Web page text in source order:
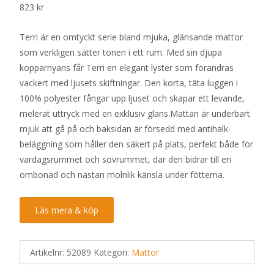
823 kr
Terri är en omtyckt serie bland mjuka, glänsande mattor
som verkligen sätter tonen i ett rum. Med sin djupa
kopparnyans får Terri en elegant lyster som förändras
vackert med ljusets skiftningar. Den korta, täta luggen i
100% polyester fångar upp ljuset och skapar ett levande,
melerat uttryck med en exklusiv glans.Mattan är underbart
mjuk att gå på och baksidan är försedd med antihalk-
beläggning som håller den säkert på plats, perfekt både för
vardagsrummet och sovrummet, där den bidrar till en
ombonad och nästan molnlik känsla under fötterna.
Läs mera & köp
Artikelnr: 52089 Kategori: Mattor